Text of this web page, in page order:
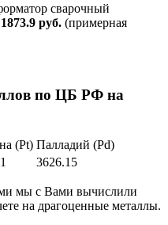
сварочный
руб. (примерная
по ЦБ РФ на
(Pt) Палладий (Pd)
3626.15
мы с Вами вычислили
на драгоценные металлы.